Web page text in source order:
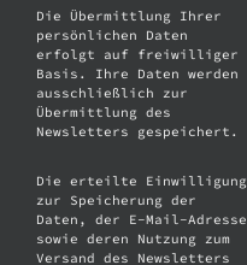
Die Übermittlung Ihrer
persönlichen Daten
erfolgt auf freiwilliger
Basis. Ihre Daten werden
ausschließlich zur
Übermittlung des
Newsletters gespeichert.
Die erteilte Einwilligung
zur Speicherung der
Daten, der E-Mail-Adresse
sowie deren Nutzung zum
Versand des Newsletters